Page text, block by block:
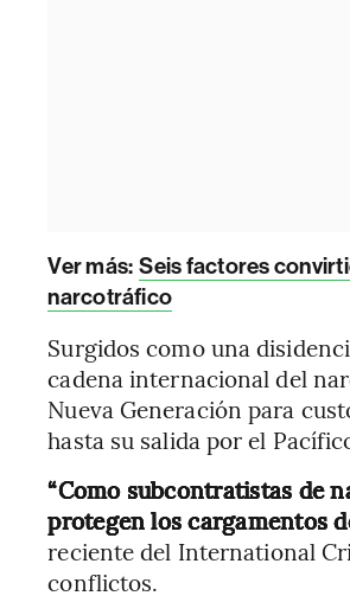
Ver más: Seis factores
narcotráfico
Surgidos como una
cadena internacional del
Nueva Generación para
hasta su salida por el
“Como subcontratistas de
protegen los cargamentos
reciente del International
conflictos.